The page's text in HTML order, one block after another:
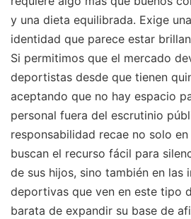
y una dieta equilibrada. Exige
identidad que parece estar
Si permitimos que el mercado
deportistas desde que tienen
aceptando que no hay espacio
personal fuera del escrutinio
responsabilidad recae no solo
buscan el recurso fácil para
de sus hijos, sino también en las
deportivas que ven en este tipo
barata de expandir su base de